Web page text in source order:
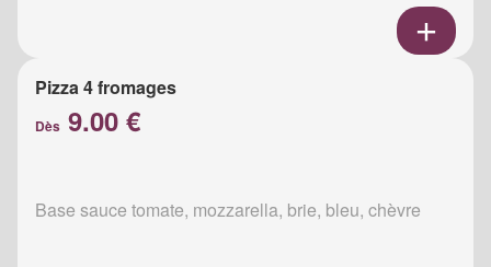
Pizza 4 fromages
Dès 9.00 €
Base sauce tomate, mozzarella, brie, bleu, chèvre